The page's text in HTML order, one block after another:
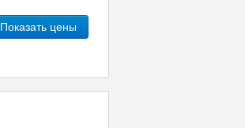
Показать цены